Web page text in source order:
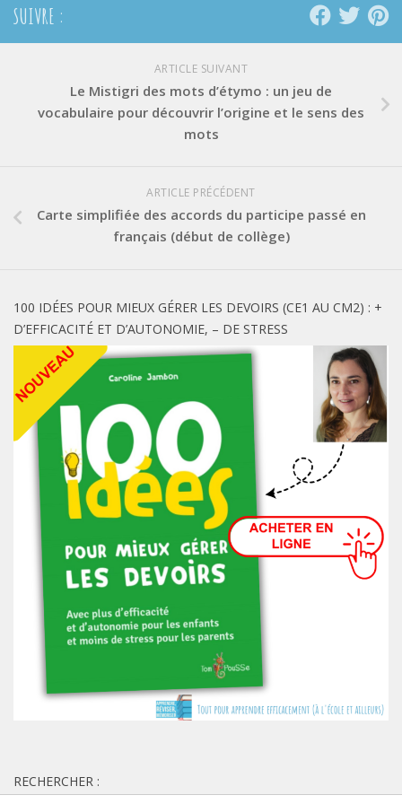
SUIVRE :
ARTICLE SUIVANT
Le Mistigri des mots d’étymo : un jeu de
vocabulaire pour découvrir l’origine et le sens des
mots
ARTICLE PRÉCÉDENT
Carte simplifiée des accords du participe passé en
français (début de collège)
100 IDÉES POUR MIEUX GÉRER LES DEVOIRS (CE1 AU CM2) : +
D’EFFICACITÉ ET D’AUTONOMIE, – DE STRESS
RECHERCHER :